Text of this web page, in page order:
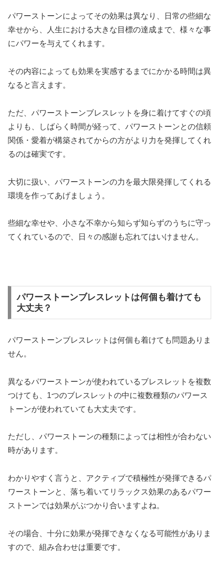
パワーストーンによってその効果は異なり、日常の些細な
幸せから、人生における大きな目標の達成まで、様々な事
にパワーを与えてくれます。
その内容によっても効果を実感するまでにかかる時間は異
なると言えます。
ただ、パワーストーンブレスレットを身に着けてすぐの頃
よりも、しばらく時間が経って、パワーストーンとの信頼
関係・愛着が構築されてからの方がより力を発揮してくれ
るのは確実です。
大切に扱い、パワーストーンの力を最大限発揮してくれる
環境を作ってあげましょう。
些細な幸せや、小さな不幸から知らず知らずのうちに守っ
てくれているので、日々の感謝も忘れてはいけません。
パワーストーンブレスレットは何個も着けても
大丈夫？
パワーストーンブレスレットは何個も着けても問題ありま
せん。
異なるパワーストーンが使われているブレスレットを複数
つけても、1つのブレスレットの中に複数種類のパワース
トーンが使われていても大丈夫です。
ただし、パワーストーンの種類によっては相性が合わない
時があります。
わかりやすく言うと、アクティブで積極性が発揮できるパ
ワーストーンと、落ち着いてリラックス効果のあるパワー
ストーンでは効果がぶつかり合いますよね。
その場合、十分に効果が発揮できなくなる可能性がありま
すので、組み合わせは重要です。